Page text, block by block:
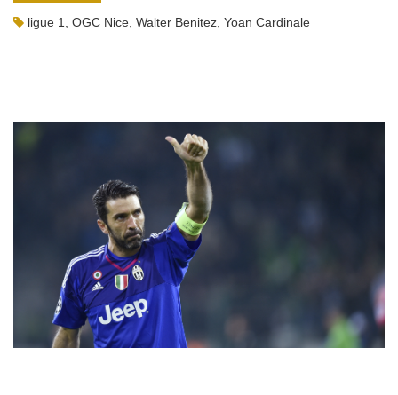
ligue 1 OGC Nice Walter Benitez Yoan Cardinale